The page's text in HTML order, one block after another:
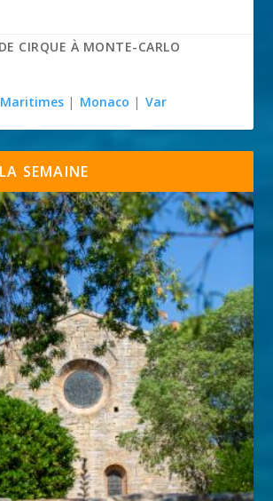
CIRQUE À MONTE-CARLO
| Monaco | Var
SEMAINE